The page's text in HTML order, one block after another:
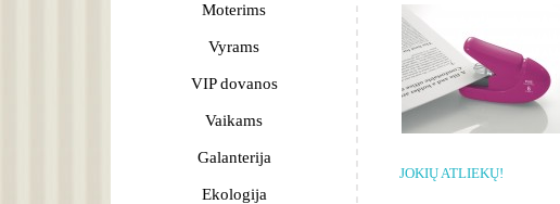
Moterims
Vyrams
VIP dovanos
Vaikams
Galanterija
Ekologija
JOKIŲ ATLIEKŲ!